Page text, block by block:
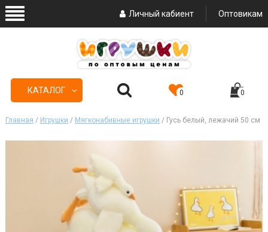
Личный кабиент Оптовикам
КАТАЛОГ 0 0
Главная / Игрушки / Мягконабивные игрушки / Гусь белый, лежачий 50 см